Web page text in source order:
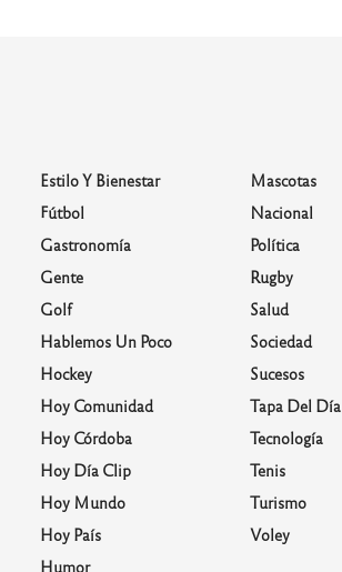
Estilo Y Bienestar
Fútbol
Gastronomía
Gente
Golf
Hablemos Un Poco
Hockey
Hoy Comunidad
Hoy Córdoba
Hoy Día Clip
Hoy Mundo
Hoy País
Humor
Mascotas
Nacional
Política
Rugby
Salud
Sociedad
Sucesos
Tapa Del Día
Tecnología
Tenis
Turismo
Voley